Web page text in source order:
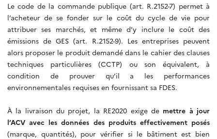
Le code de la commande publique (art. R.2152-7) permet à
l’acheteur de se fonder sur le coût du cycle de vie pour
attribuer ses marchés, et même d’y inclure le coût des
émissions de GES (art. R.2152-9). Les entreprises peuvent
alors proposer le produit demandé dans le cahier des clauses
techniques particulières (CCTP) ou son équivalent, à
condition de prouver qu’il a les performances
environnementales requises en fournissant sa FDES.
À la livraison du projet, la RE2020 exige de mettre à jour
l’ACV avec les données des produits effectivement posés
(marque, quantités), pour vérifier si le bâtiment est bien